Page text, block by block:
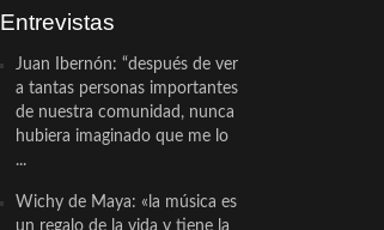
Entrevistas
Juan Ibernón: “después de ver
a tantas personas importantes
de nuestra comunidad, nunca
hubiera imaginado que me lo
...
Wichy de Maya: «la música es
un regalo de la vida y tiene la